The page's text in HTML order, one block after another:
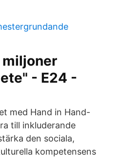
miljoner
- E24 -
med Hand in Hand-
till inkluderande
den sociala,
kompetensens